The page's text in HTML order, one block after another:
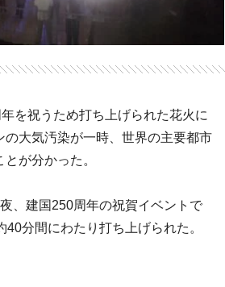
を祝うため打ち上げられた花火に
の大気汚染が一時、世界の主要都市
が分かった。
、建国250周年の祝賀イベントで
分間にわたり打ち上げられた。